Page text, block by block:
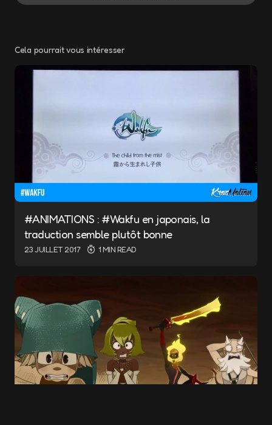
Votre adresse e-mail ne sera pas publiée.
Les champs obligatoires sont indiqués avec
Name*
Save my name and e-mail in this browser for
the next time I comment.
Cela pourrait vous intéresser
#ANIMATIONS : #Wakfu en japonais, la
traduction semble plutôt bonne
23 JUILLET 2017 1 MIN READ